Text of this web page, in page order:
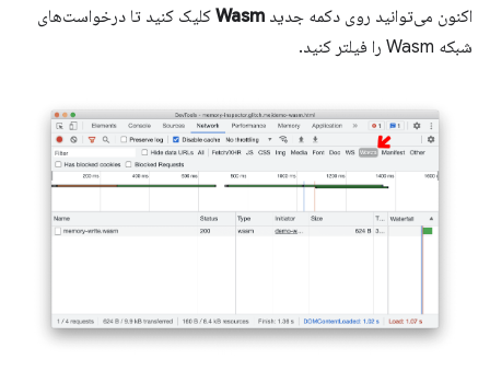
اکنون می‌توانید روی دکمه جدید Wasm کلیک کنید تا درخواست‌های
شبکه Wasm را فیلتر کنید.